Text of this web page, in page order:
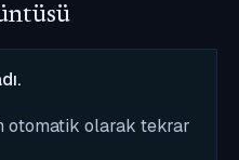
otomatik olarak tekrar